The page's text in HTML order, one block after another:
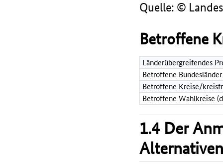
Quelle: ©
Betroffene
Länderübergreifendes
Betroffene Bundesländer
Betroffene Kreise/
Betroffene Wahlkreise
1.4 Der